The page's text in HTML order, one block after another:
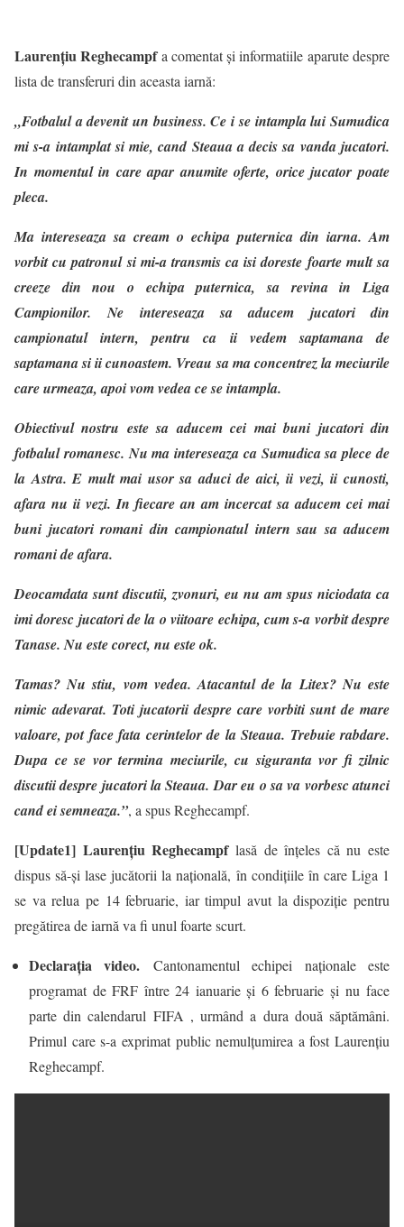
Laurenţiu Reghecampfa comentat și informatiile aparute despre
lista de transferuri din aceasta iarnă:
„Fotbalul a devenit un business. Ce i se intampla lui Sumudica
mi s-a intamplat si mie, cand Steaua a decis sa vanda jucatori.
In momentul in care apar anumite oferte, orice jucator poate
pleca.
Ma intereseaza sa cream o echipa puternica din iarna. Am
vorbit cu patronul si mi-a transmis ca isi doreste foarte mult sa
creeze din nou o echipa puternica, sa revina in Liga
Campionilor. Ne intereseaza sa aducem jucatori din
campionatul intern, pentru ca ii vedem saptamana de
saptamana si ii cunoastem. Vreau sa ma concentrez la meciurile
care urmeaza, apoi vom vedea ce se intampla.
Obiectivul nostru este sa aducem cei mai buni jucatori din
fotbalul romanesc. Nu ma intereseaza ca Sumudica sa plece de
la Astra. E mult mai usor sa aduci de aici, ii vezi, ii cunosti,
afara nu ii vezi. In fiecare an am incercat sa aducem cei mai
buni jucatori romani din campionatul intern sau sa aducem
romani de afara.
Deocamdata sunt discutii, zvonuri, eu nu am spus niciodata ca
imi doresc jucatori de la o viitoare echipa, cum s-a vorbit despre
Tanase. Nu este corect, nu este ok.
Tamas? Nu stiu, vom vedea. Atacantul de la Litex? Nu este
nimic adevarat. Toti jucatorii despre care vorbiti sunt de mare
valoare, pot face fata cerintelor de la Steaua. Trebuie rabdare.
Dupa ce se vor termina meciurile, cu siguranta vor fi zilnic
discutii despre jucatori la Steaua. Dar eu o sa va vorbesc atunci
cand ei semneaza.”, a spus Reghecampf.
[Update1] Laurenţiu Reghecampflasă de înţeles că nu este
dispus să-şi lase jucătorii la naţională, în condiţiile în care Liga 1
se va relua pe 14 februarie, iar timpul avut la dispoziţie pentru
pregătirea de iarnă va fi unul foarte scurt.
Declarația video. Cantonamentul echipei naţionale este
programat de FRF între 24 ianuarie şi 6 februarie și nu face
parte din calendarul FIFA , urmând a dura două săptămâni.
Primul care s-a exprimat public nemulțumirea a fost Laurenţiu
Reghecampf.